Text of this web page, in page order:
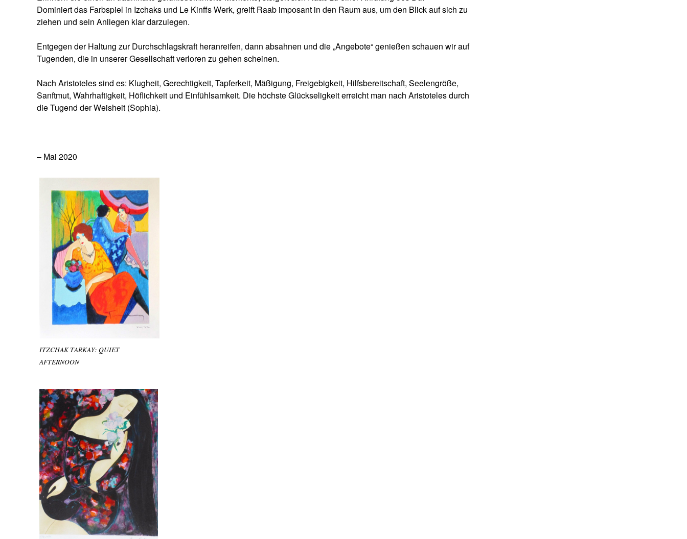
Dominiert das Farbspiel in Izchaks und Le Kinffs Werk, greift Raab imposant in den Raum aus, um den Blick auf sich zu
ziehen und sein Anliegen klar darzulegen.
Entgegen der Haltung zur Durchschlagskraft heranreifen, dann absahnen und die „Angebote“ genießen schauen wir auf
Tugenden, die in unserer Gesellschaft verloren zu gehen scheinen.
Nach Aristoteles sind es: Klugheit, Gerechtigkeit, Tapferkeit, Mäßigung, Freigebigkeit, Hilfsbereitschaft, Seelengröße,
Sanftmut, Wahrhaftigkeit, Höflichkeit und Einfühlsamkeit. Die höchste Glückseligkeit erreicht man nach Aristoteles durch
die Tugend der Weisheit (Sophia).
– Mai 2020
ITZCHAK TARKAY: QUIET
AFTERNOON